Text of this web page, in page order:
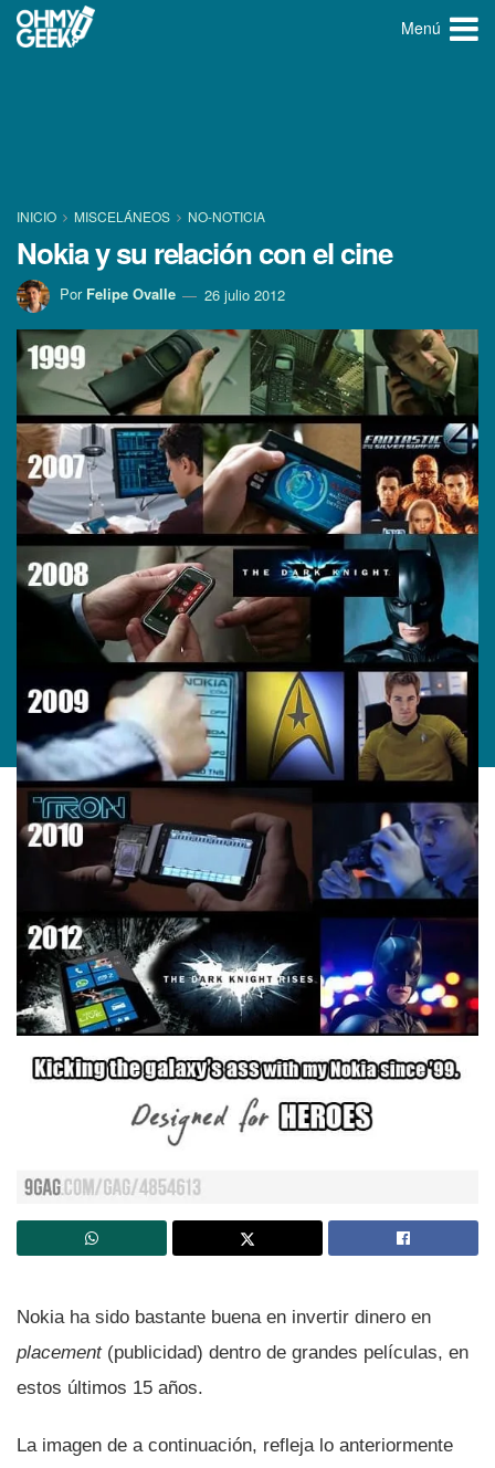
Menú
INICIO MISCELÁNEOS NO-NOTICIA
Nokia y su relación con el cine
Por Felipe Ovalle 26 julio 2012
Nokia ha sido bastante buena en invertir dinero en
placement(publicidad) dentro de grandes pelí­culas, en
estos últimos 15 años.
La imagen de a continuación, refleja lo anteriormente